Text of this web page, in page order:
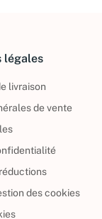
légales
livraison
de vente
des cookies